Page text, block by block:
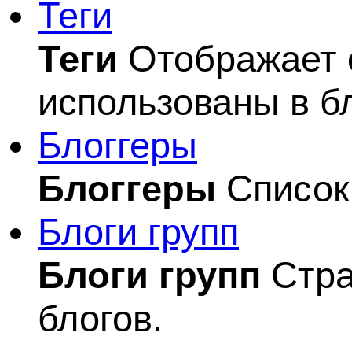
Теги
Теги Отображает
использованы в
Блоггеры
Блоггеры
Блоги групп
Блоги групп
блогов.